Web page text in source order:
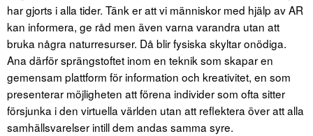
har gjorts i alla tider. Tänk er att vi människor med hjälp av AR
kan informera, ge råd men även varna varandra utan att
bruka några naturresurser. Då blir fysiska skyltar onödiga.
Ana därför sprängstoftet inom en teknik som skapar en
gemensam plattform för information och kreativitet, en som
presenterar möjligheten att förena individer som ofta sitter
försjunka i den virtuella världen utan att reflektera över att alla
samhällsvarelser intill dem andas samma syre.